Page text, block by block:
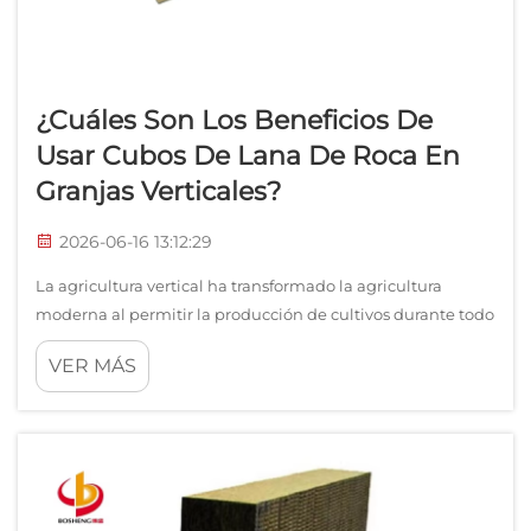
¿Cuáles Son Los Beneficios De
Usar Cubos De Lana De Roca En
Granjas Verticales?
2026-06-16 13:12:29
La agricultura vertical ha transformado la agricultura
moderna al permitir la producción de cultivos durante todo
el año en entornos interiores controlados. En el corazón de
muchas operaciones exitosas de granjas verticales, los
VER MÁS